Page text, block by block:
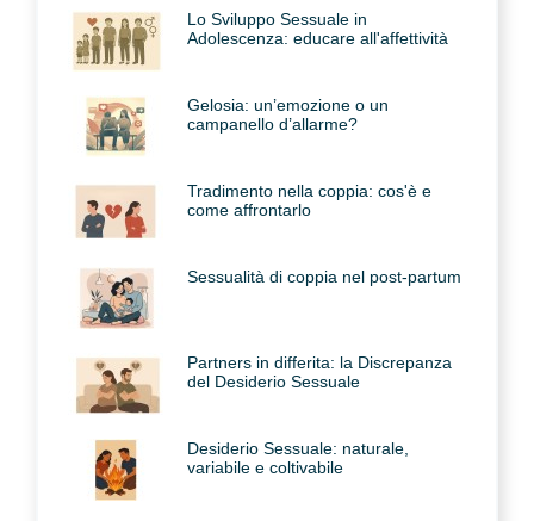
Lo Sviluppo Sessuale in
Adolescenza: educare all'affettività
Gelosia: un’emozione o un
campanello d’allarme?
Tradimento nella coppia: cos'è e
come affrontarlo
Sessualità di coppia nel post-partum
Partners in differita: la Discrepanza
del Desiderio Sessuale
Desiderio Sessuale: naturale,
variabile e coltivabile